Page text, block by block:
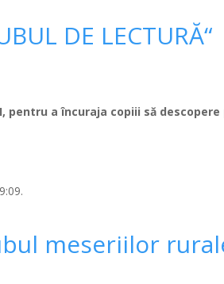
DE LECTURĂ“
pentru a încuraja copiii să descopere
meseriilor